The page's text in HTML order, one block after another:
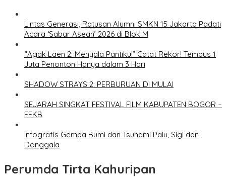
Lintas Generasi, Ratusan Alumni SMKN 15 Jakarta Padati
Acara ‘Sabar Asean’ 2026 di Blok M
“Agak Laen 2: Menyala Pantiku!” Catat Rekor! Tembus 1
Juta Penonton Hanya dalam 3 Hari
SHADOW STRAYS 2: PERBURUAN DI MULAI
SEJARAH SINGKAT FESTIVAL FILM KABUPATEN BOGOR –
FFKB
Infografis Gempa Bumi dan Tsunami Palu, Sigi dan
Donggala
Perumda Tirta Kahuripan